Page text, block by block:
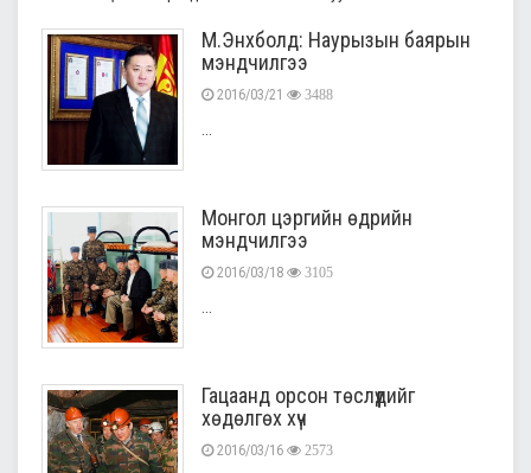
М.Энхболд: Наурызын баярын
мэндчилгээ
2016/03/21 3488
Монгол цэргийн өдрийн
мэндчилгээ
2016/03/18 3105
Гацаанд орсон төслүүдийг
хөдөлгөх хүч
2016/03/16 2573